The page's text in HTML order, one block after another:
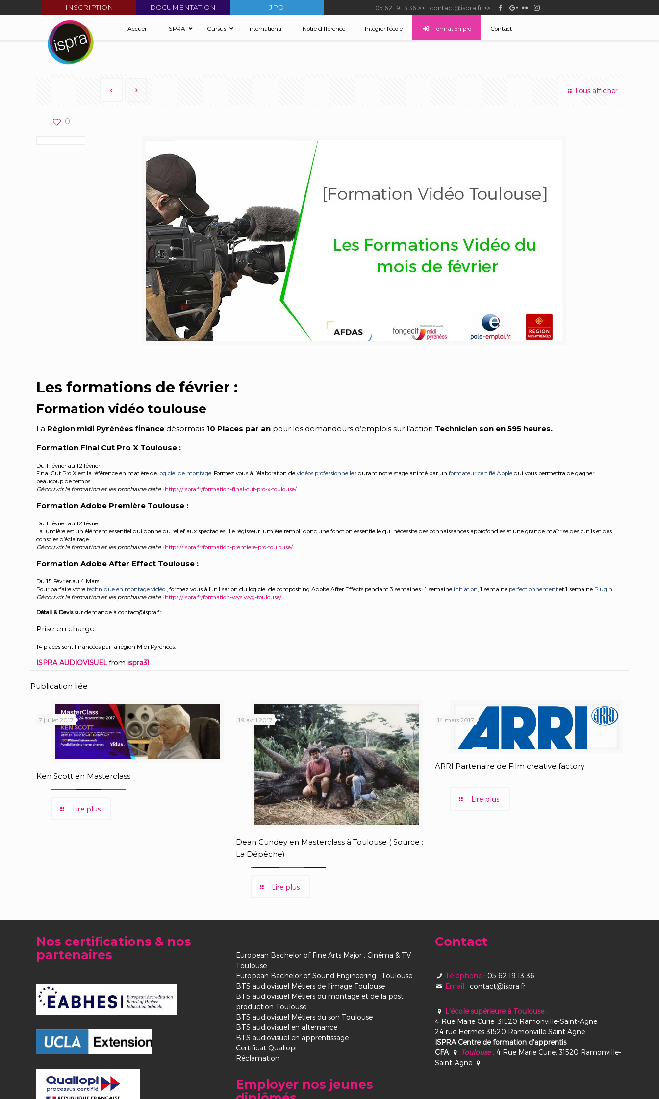
INSCRIPTION DOCUMENTATION JPO contact@ispra.fr>>
05 62 19 13 36 >>
Accueil ISPRA Cursus International Notre différence Intégrer l’école Formation pro Contact
Tous afficher
0
Les formations de février :
Formation vidéo toulouse
La Région midi Pyrénées finance désormais 10 Places par an pour les demandeurs d’emplois sur l’action Technicien son en 595 heures.
Formation Final Cut Pro X Toulouse :
Du 1 février au 12 février
Final Cut Pro X est la référence en matière de logiciel de montage . Formez vous à l’élaboration devidéos professionnellesdurant notre stage animé par un formateur certifié Applequi vous permettra de gagner
beaucoup de temps.
Découvrir la formation et les prochaine date : https://ispra.fr/formation-final-cut-pro-x-toulouse/
Formation Adobe Première Toulouse :
Du 1 février au 12 février
La lumière est un élément essentiel qui donne du relief aux spectacles . Le régisseur lumière rempli donc une fonction essentielle qui nécessite des connaissances approfondies et une grande maîtrise des outils et des
consoles d’éclairage .
Découvrir la formation et les prochaine date : https://ispra.fr/formation-premiere-pro-toulouse/
Formation Adobe After Effect Toulouse :
Du 15 Février au 4 Mars
Pour parfaire votre technique en montage vidéo , formez vous à l’utilisation du logiciel de compositing Adobe After Effects pendant 3 semaines : 1 semaine initiation , 1 semaine perfectionnement et 1 semaine Plugin.
Découvrir la formation et les prochaine date : https://ispra.fr/formation-wysiwyg-toulouse/
Détail & Devissur demande à contact@ispra.fr
Prise en charge
14 places sont financées par la région Midi Pyrénées.
ISPRA AUDIOVISUEL fromispra31
Publication liée
7 juillet 2017
Ken Scott en Masterclass
Lire plus
19 avril 2017
Dean Cundey en Masterclass à Toulouse ( Source :
La Dépêche)
Lire plus
14 mars 2017
ARRI Partenaire de Film creative factory
Lire plus
Nos certifications & nos
partenaires
European Bachelor of Fine Arts Major : Cinéma & TV
Toulouse
European Bachelor of Sound Engineering : Toulouse
BTS audiovisuel Métiers de l'image Toulouse
BTS audiovisuel Métiers du montage et de la post
production Toulouse
BTS audiovisuel Métiers du son Toulouse
BTS audiovisuel en alternance
BTS audiovisuel en apprentissage
Certificat Qualiopi
Réclamation
Employer nos jeunes
Contact
Téléphone :05 62 19 13 36
Email : contact@ispra.fr
L'école supérieure à Toulouse :
4 Rue Marie Curie, 31520 Ramonville-Saint-Agne.
24 rue Hermes 31520 Ramonville Saint Agne
ISPRA Centre de formation d'apprentis
CFA
Toulouse: 4 Rue Marie Curie, 31520 Ramonville-
Saint-Agne.